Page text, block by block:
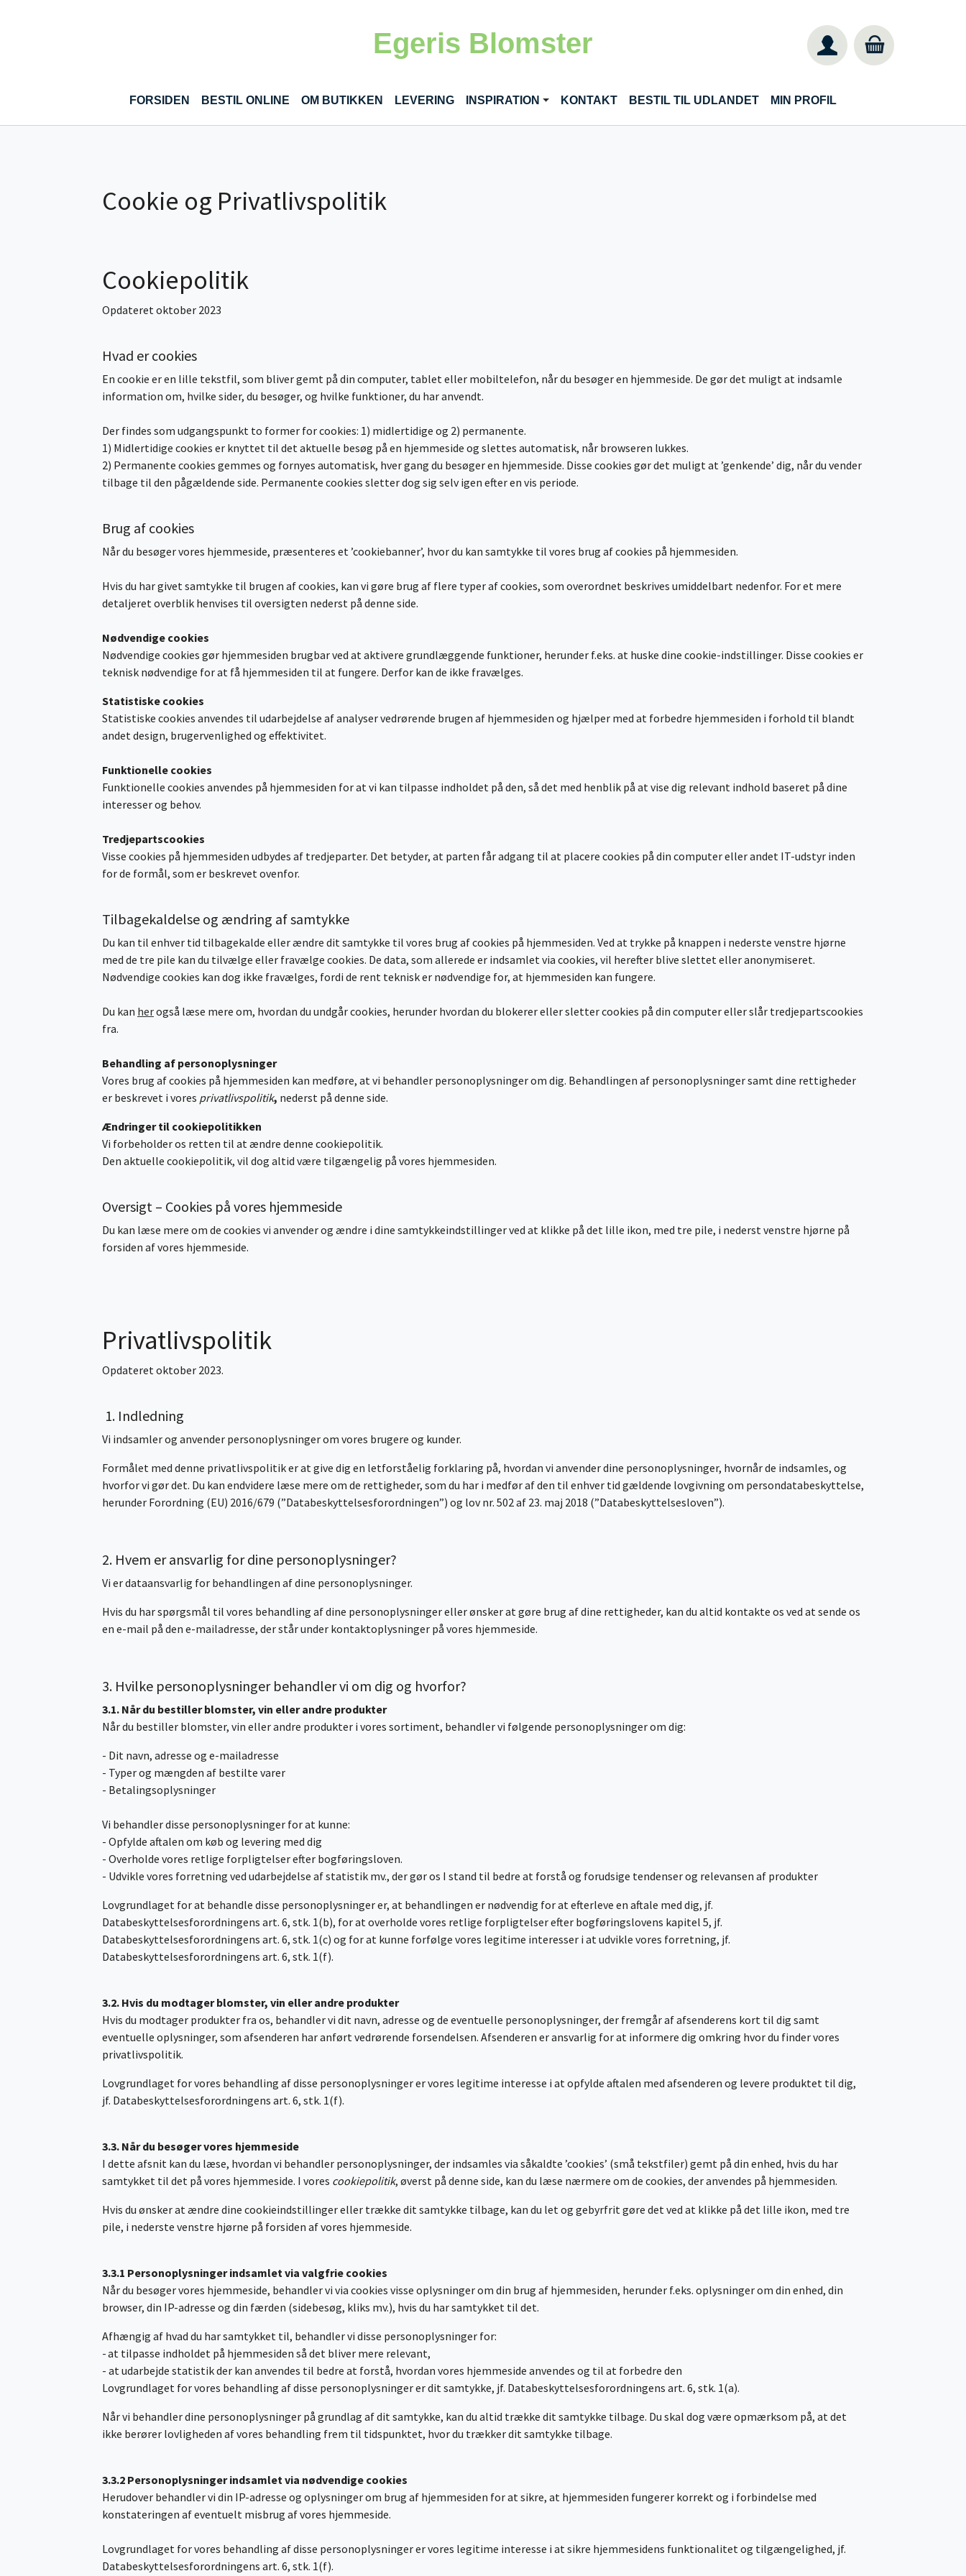
Egeris Blomster
FORSIDEN BESTIL ONLINE OM BUTIKKEN LEVERING INSPIRATION KONTAKT BESTIL TIL UDLANDET MIN PROFIL
Cookie og Privatlivspolitik
Cookiepolitik
Opdateret oktober 2023
Hvad er cookies
En cookie er en lille tekstfil, som bliver gemt på din computer, tablet eller mobiltelefon, når du besøger en hjemmeside. De gør det muligt at indsamle
information om, hvilke sider, du besøger, og hvilke funktioner, du har anvendt.
Der findes som udgangspunkt to former for cookies: 1) midlertidige og 2) permanente.
1) Midlertidige cookies er knyttet til det aktuelle besøg på en hjemmeside og slettes automatisk, når browseren lukkes.
2) Permanente cookies gemmes og fornyes automatisk, hver gang du besøger en hjemmeside. Disse cookies gør det muligt at ’genkende’ dig, når du vender
tilbage til den pågældende side. Permanente cookies sletter dog sig selv igen efter en vis periode.
Brug af cookies
Når du besøger vores hjemmeside, præsenteres et ’cookiebanner’, hvor du kan samtykke til vores brug af cookies på hjemmesiden.
Hvis du har givet samtykke til brugen af cookies, kan vi gøre brug af flere typer af cookies, som overordnet beskrives umiddelbart nedenfor. For et mere
detaljeret overblik henvises til oversigten nederst på denne side.
Nødvendige cookies
Nødvendige cookies gør hjemmesiden brugbar ved at aktivere grundlæggende funktioner, herunder f.eks. at huske dine cookie-indstillinger. Disse cookies er
teknisk nødvendige for at få hjemmesiden til at fungere. Derfor kan de ikke fravælges.
Statistiske cookies
Statistiske cookies anvendes til udarbejdelse af analyser vedrørende brugen af hjemmesiden og hjælper med at forbedre hjemmesiden i forhold til blandt
andet design, brugervenlighed og effektivitet.
Funktionelle cookies
Funktionelle cookies anvendes på hjemmesiden for at vi kan tilpasse indholdet på den, så det med henblik på at vise dig relevant indhold baseret på dine
interesser og behov.
Tredjepartscookies
Visse cookies på hjemmesiden udbydes af tredjeparter. Det betyder, at parten får adgang til at placere cookies på din computer eller andet IT-udstyr inden
for de formål, som er beskrevet ovenfor.
Tilbagekaldelse og ændring af samtykke
Du kan til enhver tid tilbagekalde eller ændre dit samtykke til vores brug af cookies på hjemmesiden. Ved at trykke på knappen i nederste venstre hjørne
med de tre pile kan du tilvælge eller fravælge cookies. De data, som allerede er indsamlet via cookies, vil herefter blive slettet eller anonymiseret.
Nødvendige cookies kan dog ikke fravælges, fordi de rent teknisk er nødvendige for, at hjemmesiden kan fungere.
Du kan herogså læse mere om, hvordan du undgår cookies, herunder hvordan du blokerer eller sletter cookies på din computer eller slår tredjepartscookies
fra.
Behandling af personoplysninger
Vores brug af cookies på hjemmesiden kan medføre, at vi behandler personoplysninger om dig. Behandlingen af personoplysninger samt dine rettigheder
er beskrevet i vores privatlivspolitik, nederst på denne side.
Ændringer til cookiepolitikken
Vi forbeholder os retten til at ændre denne cookiepolitik.
Den aktuelle cookiepolitik, vil dog altid være tilgængelig på vores hjemmesiden.
Oversigt – Cookies på vores hjemmeside
Du kan læse mere om de cookies vi anvender og ændre i dine samtykkeindstillinger ved at klikke på det lille ikon, med tre pile, i nederst venstre hjørne på
forsiden af vores hjemmeside.
Privatlivspolitik
Opdateret oktober 2023.
1. Indledning
Vi indsamler og anvender personoplysninger om vores brugere og kunder.
Formålet med denne privatlivspolitik er at give dig en letforståelig forklaring på, hvordan vi anvender dine personoplysninger, hvornår de indsamles, og
hvorfor vi gør det. Du kan endvidere læse mere om de rettigheder, som du har i medfør af den til enhver tid gældende lovgivning om persondatabeskyttelse,
herunder Forordning (EU) 2016/679 (”Databeskyttelsesforordningen”) og lov nr. 502 af 23. maj 2018 (”Databeskyttelsesloven”).
2. Hvem er ansvarlig for dine personoplysninger?
Vi er dataansvarlig for behandlingen af dine personoplysninger.
Hvis du har spørgsmål til vores behandling af dine personoplysninger eller ønsker at gøre brug af dine rettigheder, kan du altid kontakte os ved at sende os
en e-mail på den e-mailadresse, der står under kontaktoplysninger på vores hjemmeside.
3. Hvilke personoplysninger behandler vi om dig og hvorfor?
3.1. Når du bestiller blomster, vin eller andre produkter
Når du bestiller blomster, vin eller andre produkter i vores sortiment, behandler vi følgende personoplysninger om dig:
- Dit navn, adresse og e-mailadresse
- Typer og mængden af bestilte varer
- Betalingsoplysninger
Vi behandler disse personoplysninger for at kunne:
- Opfylde aftalen om køb og levering med dig
- Overholde vores retlige forpligtelser efter bogføringsloven.
- Udvikle vores forretning ved udarbejdelse af statistik mv., der gør os I stand til bedre at forstå og forudsige tendenser og relevansen af produkter
Lovgrundlaget for at behandle disse personoplysninger er, at behandlingen er nødvendig for at efterleve en aftale med dig, jf.
Databeskyttelsesforordningens art. 6, stk. 1(b), for at overholde vores retlige forpligtelser efter bogføringslovens kapitel 5, jf.
Databeskyttelsesforordningens art. 6, stk. 1(c) og for at kunne forfølge vores legitime interesser i at udvikle vores forretning, jf.
Databeskyttelsesforordningens art. 6, stk. 1(f).
3.2. Hvis du modtager blomster, vin eller andre produkter
Hvis du modtager produkter fra os, behandler vi dit navn, adresse og de eventuelle personoplysninger, der fremgår af afsenderens kort til dig samt
eventuelle oplysninger, som afsenderen har anført vedrørende forsendelsen. Afsenderen er ansvarlig for at informere dig omkring hvor du finder vores
privatlivspolitik.
Lovgrundlaget for vores behandling af disse personoplysninger er vores legitime interesse i at opfylde aftalen med afsenderen og levere produktet til dig,
jf. Databeskyttelsesforordningens art. 6, stk. 1(f).
3.3. Når du besøger vores hjemmeside
I dette afsnit kan du læse, hvordan vi behandler personoplysninger, der indsamles via såkaldte ’cookies’ (små tekstfiler) gemt på din enhed, hvis du har
samtykket til det på vores hjemmeside. I vores cookiepolitik, øverst på denne side, kan du læse nærmere om de cookies, der anvendes på hjemmesiden.
Hvis du ønsker at ændre dine cookieindstillinger eller trække dit samtykke tilbage, kan du let og gebyrfrit gøre det ved at klikke på det lille ikon, med tre
pile, i nederste venstre hjørne på forsiden af vores hjemmeside.
3.3.1 Personoplysninger indsamlet via valgfrie cookies
Når du besøger vores hjemmeside, behandler vi via cookies visse oplysninger om din brug af hjemmesiden, herunder f.eks. oplysninger om din enhed, din
browser, din IP-adresse og din færden (sidebesøg, kliks mv.), hvis du har samtykket til det.
Afhængig af hvad du har samtykket til, behandler vi disse personoplysninger for:
- at tilpasse indholdet på hjemmesiden så det bliver mere relevant,
- at udarbejde statistik der kan anvendes til bedre at forstå, hvordan vores hjemmeside anvendes og til at forbedre den
Lovgrundlaget for vores behandling af disse personoplysninger er dit samtykke, jf. Databeskyttelsesforordningens art. 6, stk. 1(a).
Når vi behandler dine personoplysninger på grundlag af dit samtykke, kan du altid trække dit samtykke tilbage. Du skal dog være opmærksom på, at det
ikke berører lovligheden af vores behandling frem til tidspunktet, hvor du trækker dit samtykke tilbage.
3.3.2 Personoplysninger indsamlet via nødvendige cookies
Herudover behandler vi din IP-adresse og oplysninger om brug af hjemmesiden for at sikre, at hjemmesiden fungerer korrekt og i forbindelse med
konstateringen af eventuelt misbrug af vores hjemmeside.
Lovgrundlaget for vores behandling af disse personoplysninger er vores legitime interesse i at sikre hjemmesidens funktionalitet og tilgængelighed, jf.
Databeskyttelsesforordningens art. 6, stk. 1(f).